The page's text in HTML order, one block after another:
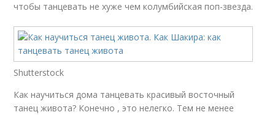
чтобы танцевать не хуже чем колумбийская поп-звезда.
Shutterstock
Как научиться дома танцевать красивый восточный
танец живота? Конечно , это нелегко. Тем не менее